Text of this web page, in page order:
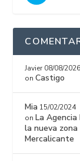
Javier 08/08/2026
onCastigo
Mia 15/02/2024
onLa
la nueva
Mercalicante